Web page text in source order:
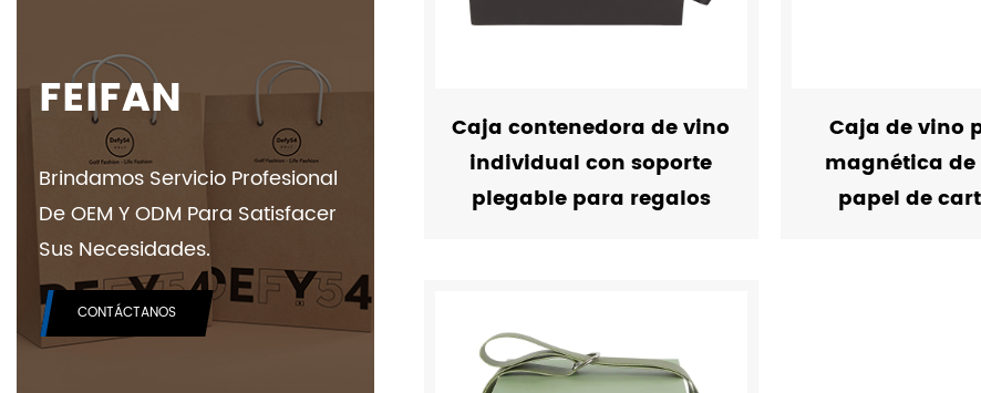
FEIFAN
Brindamos Servicio Profesional
De OEM Y ODM Para Satisfacer
Sus Necesidades.
CONTÁCTANOS
Caja contenedora de vino
individual con soporte
plegable para regalos
Caja de vino
magnética
papel de